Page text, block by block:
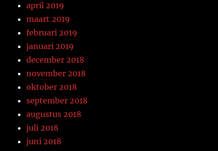
april 2019
maart 2019
februari 2019
januari 2019
december 2018
november 2018
oktober 2018
september 2018
augustus 2018
juli 2018
juni 2018